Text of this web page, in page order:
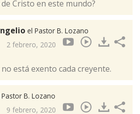
Cristo en este mundo?
el Pastor B. Lozano
2 febrero, 2020
está exento cada creyente.
B. Lozano
9 febrero, 2020